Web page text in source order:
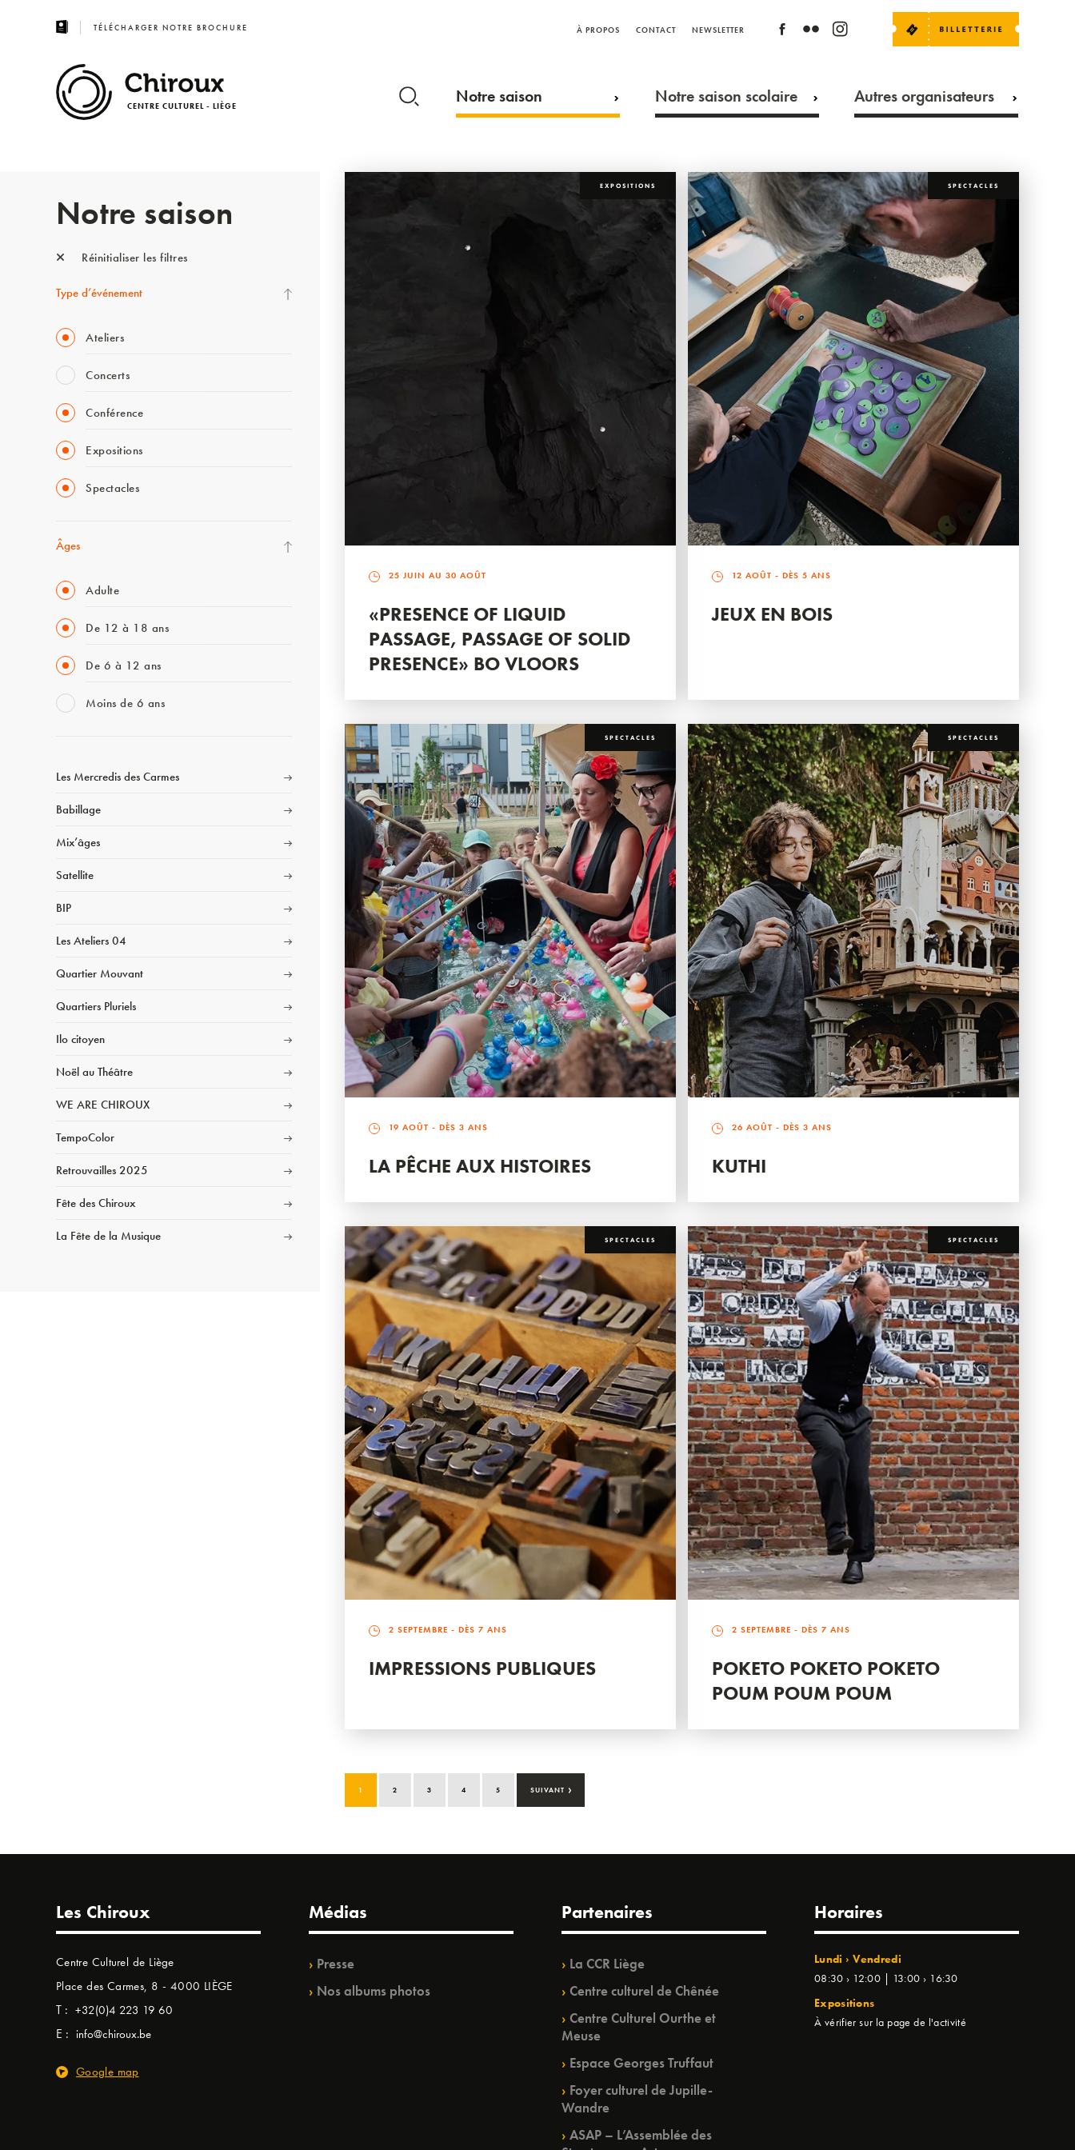
TÉLÉCHARGER NOTRE BROCHURE À PROPOS CONTACT NEWSLETTER
CENTRE CULTUREL - LIÈGE Notre saison Notre saison scolaire Autres organisateurs
Notre saison
Réinitialiser les filtres
Type d’événement
Ateliers
Concerts
Conférence
Expositions
Spectacles
Âges
Adulte
De 12 à 18 ans
De 6 à 12 ans
Moins de 6 ans
Les Mercredis des Carmes
Babillage
Mix’âges
Satellite
BIP
Les Ateliers 04
Quartier Mouvant
Quartiers Pluriels
Ilo citoyen
Noël au Théâtre
WE ARE CHIROUX
TempoColor
Retrouvailles 2025
Fête des Chiroux
La Fête de la Musique
EXPOSITIONS
25 JUIN AU 30 AOÛT
«PRESENCE OF LIQUID
PASSAGE, PASSAGE OF SOLID
PRESENCE» BO VLOORS
SPECTACLES
12 AOÛT - DÈS 5 ANS
JEUX EN BOIS
SPECTACLES
19 AOÛT - DÈS 3 ANS
LA PÊCHE AUX HISTOIRES
SPECTACLES
26 AOÛT - DÈS 3 ANS
KUTHI
SPECTACLES
2 SEPTEMBRE - DÈS 7 ANS
IMPRESSIONS PUBLIQUES
SPECTACLES
2 SEPTEMBRE - DÈS 7 ANS
POKETO POKETO POKETO
POUM POUM POUM
1 2 3 4 5 SUIVANT ›
Les Chiroux
Centre Culturel de Liège
Place des Carmes, 8 - 4000 LIÈGE
T : +32(0)4 223 19 60
E : info@chiroux.be
Google map
Médias
Presse
Nos albums photos
Partenaires
La CCR Liège
Centre culturel de Chênée
Centre Culturel Ourthe et
Meuse
Espace Georges Truffaut
Foyer culturel de Jupille-
Wandre
ASAP – L’Assemblée des
Horaires
Lundi › Vendredi
08:30 › 12:00 | 13:00 › 16:30
Expositions
À vérifier sur la page de l'activité